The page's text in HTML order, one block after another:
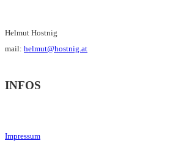
Helmut Hostnig
mail: helmut@hostnig.at
INFOS
Impressum